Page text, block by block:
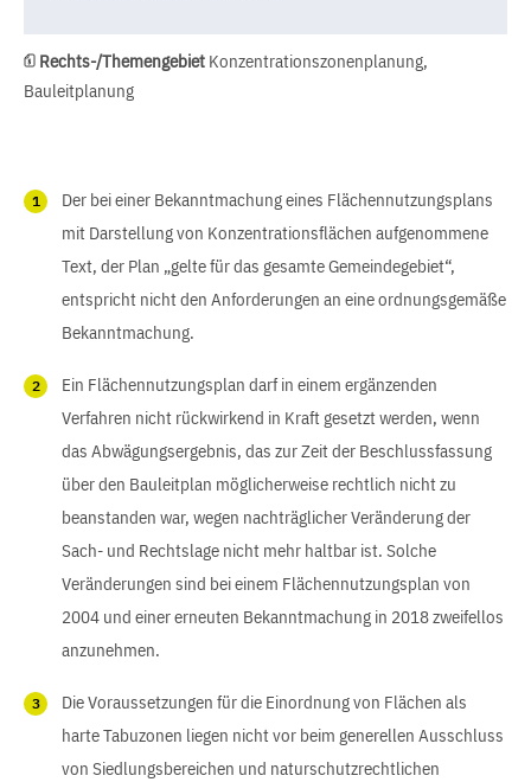
Rechts-/Themengebiet Konzentrationszonenplanung,
Bauleitplanung
Der bei einer Bekanntmachung eines Flächennutzungsplans
mit Darstellung von Konzentrationsflächen aufgenommene
Text, der Plan „gelte für das gesamte Gemeindegebiet“,
entspricht nicht den Anforderungen an eine ordnungsgemäße
Bekanntmachung.
Ein Flächennutzungsplan darf in einem ergänzenden
Verfahren nicht rückwirkend in Kraft gesetzt werden, wenn
das Abwägungsergebnis, das zur Zeit der Beschlussfassung
über den Bauleitplan möglicherweise rechtlich nicht zu
beanstanden war, wegen nachträglicher Veränderung der
Sach- und Rechtslage nicht mehr haltbar ist. Solche
Veränderungen sind bei einem Flächennutzungsplan von
2004 und einer erneuten Bekanntmachung in 2018 zweifellos
anzunehmen.
Die Voraussetzungen für die Einordnung von Flächen als
harte Tabuzonen liegen nicht vor beim generellen Ausschluss
von Siedlungsbereichen und naturschutzrechtlichen